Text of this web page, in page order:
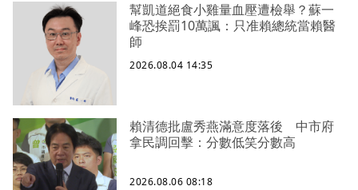
幫凱道絕食小雞量血壓遭檢舉？蘇一
峰恐挨罰10萬諷：只准賴總統當賴醫
師
2026.08.04 14:35
賴清德批盧秀燕滿意度落後 中市府
拿民調回擊：分數低笑分數高
2026.08.06 08:18